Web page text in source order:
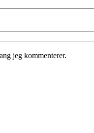
jeg kommenterer.